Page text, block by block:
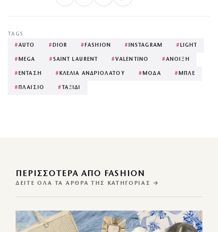
TAGS
#AUTO #DIOR #FASHION #INSTAGRAM #LIGHT
#MEGA #SAINT LAURENT #VALENTINO #ΑΝΟΙΞΗ
#ΕΝΤΑΣΗ #ΚΛΕΛΙΑ ΑΝΔΡΙΟΛΑΤΟΥ #ΜΟΔΑ #ΜΠΛΕ
#ΠΛΑΙΣΙΟ # ΤΑΞΙΔΙ
ΠΕΡΙΣΣΌΤΕΡΑ ΑΠΌ FASHION
ΔΕΊΤΕ ΌΛΑ ΤΑ ΆΡΘΡΑ ΤΗΣ ΚΑΤΗΓΟΡΊΑΣ →